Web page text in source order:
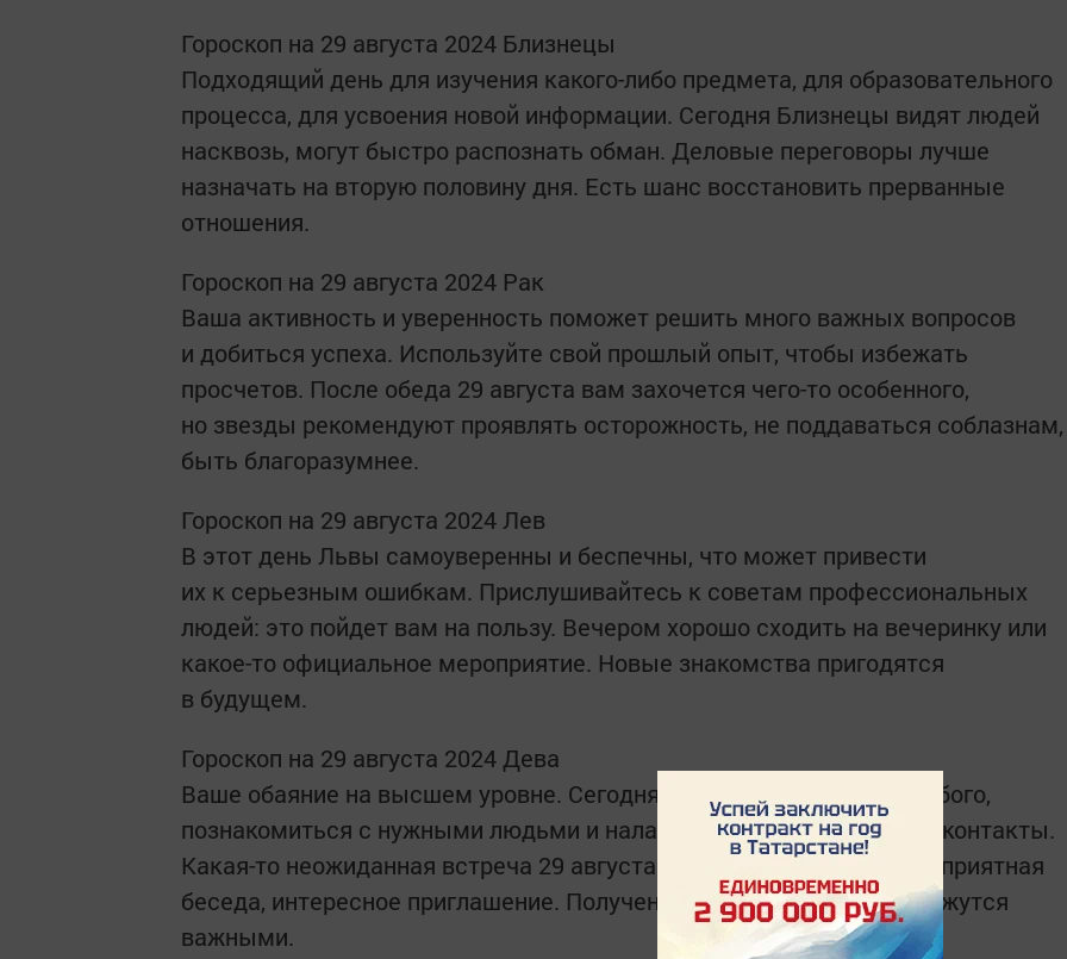
Гороскоп на 29 августа 2024 Близнецы
Подходящий день для изучения какого-либо предмета, для образовательного
процесса, для усвоения новой информации. Сегодня Близнецы видят людей
насквозь, могут быстро распознать обман. Деловые переговоры лучше
назначать на вторую половину дня. Есть шанс восстановить прерванные
отношения.
Гороскоп на 29 августа 2024 Рак
Ваша активность и уверенность поможет решить много важных вопросов
и добиться успеха. Используйте свой прошлый опыт, чтобы избежать
просчетов. После обеда 29 августа вам захочется чего-то особенного,
но звезды рекомендуют проявлять осторожность, не поддаваться соблазнам,
быть благоразумнее.
Гороскоп на 29 августа 2024 Лев
В этот день Львы самоуверенны и беспечны, что может привести
их к серьезным ошибкам. Прислушивайтесь к советам профессиональных
людей: это пойдет вам на пользу. Вечером хорошо сходить на вечеринку или
какое-то официальное мероприятие. Новые знакомства пригодятся
в будущем.
Гороскоп на 29 августа 2024 Дева
Ваше обаяние на высшем уровне. Сегодня вам легко очаровать любого,
познакомиться с нужными людьми и наладить профессиональные контакты.
Какая-то неожиданная встреча 29 августа вас порадует, возможна приятная
беседа, интересное приглашение. Полученные Девами новости окажутся
важными.